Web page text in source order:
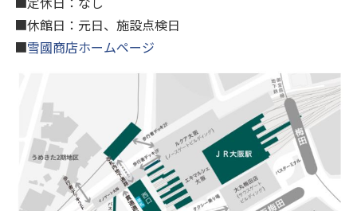
■休館日：元日、施設点検日
■雪國商店ホームページ